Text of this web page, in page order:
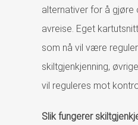
alternativer for å
avreise. Eget
som nå vil være
skiltgjenkjenning,
vil reguleres mot
Slik fungerer